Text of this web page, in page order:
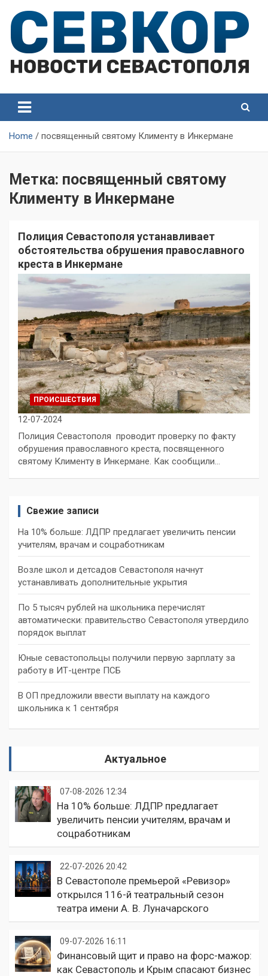
content
Севастополя
Севастополя
Home посвященный святому Клименту в Инкермане
Метка: посвященный святому
Клименту в Инкермане
Полиция Севастополя устанавливает
обстоятельства обрушения православного
креста в Инкермане
ПРОИСШЕСТВИЯ
12-07-2024
Полиция Севастополя проводит проверку по факту
обрушения православного креста, посвященного
святому Клименту в Инкермане. Как сообщили…
Свежие записи
На 10% больше: ЛДПР предлагает увеличить пенсии
учителям, врачам и соцработникам
Возле школ и детсадов Севастополя начнут
устанавливать дополнительные укрытия
По 5 тысяч рублей на школьника перечислят
автоматически: правительство Севастополя утвердило
порядок выплат
Юные севастопольцы получили первую зарплату за
работу в ИТ-центре ПСБ
В ОП предложили ввести выплату на каждого
школьника к 1 сентября
Актуальное
07-08-2026 12:34
На 10% больше: ЛДПР предлагает
увеличить пенсии учителям, врачам и
соцработникам
22-07-2026 20:42
В Севастополе премьерой «Ревизор»
открылся 116-й театральный сезон
театра имени А. В. Луначарского
09-07-2026 16:11
Финансовый щит и право на форс-мажор:
как Севастополь и Крым спасают бизнес